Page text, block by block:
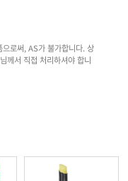
로써, AS가 불가합니다. 상
께서 직접 처리하셔야 합니